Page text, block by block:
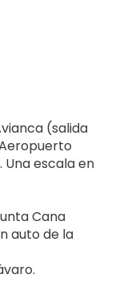
(salida
Una escala en
Cana
auto de la